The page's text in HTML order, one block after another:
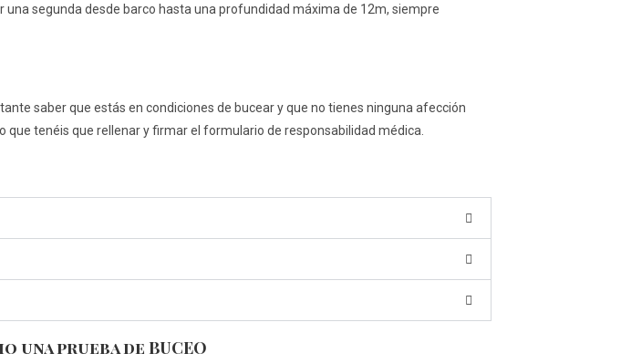
segunda desde barco hasta una profundidad máxima de 12m, siempre
saber que estás en condiciones de bucear y que no tienes ninguna afección
tenéis que rellenar y firmar el formulario de responsabilidad médica.
una prueba de BUCEO